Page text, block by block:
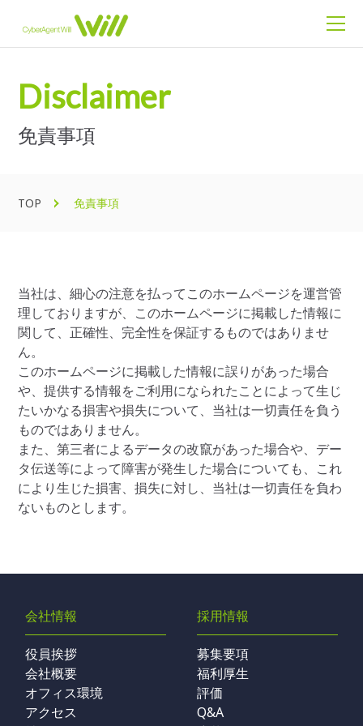
Disclaimer
免責事項
TOP 免責事項
当社は、細心の注意を払ってこのホームページを運営管
理しておりますが、このホームページに掲載した情報に
関して、正確性、完全性を保証するものではありませ
ん。
このホームページに掲載した情報に誤りがあった場合
や、提供する情報をご利用になられたことによって生じ
たいかなる損害や損失について、当社は一切責任を負う
ものではありません。
また、第三者によるデータの改竄があった場合や、デー
タ伝送等によって障害が発生した場合についても、これ
により生じた損害、損失に対し、当社は一切責任を負わ
ないものとします。
会社情報
役員挨拶
会社概要
オフィス環境
アクセス
採用情報
募集要項
福利厚生
評価
Q&A